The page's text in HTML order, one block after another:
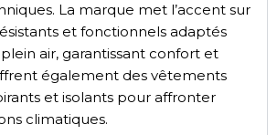
La marque met l’accent sur
et fonctionnels adaptés
air, garantissant confort et
également des vêtements
et isolants pour affronter
climatiques.